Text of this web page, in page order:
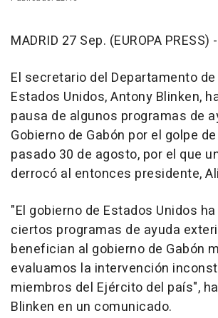
MADRID 27 Sep. (EUROPA PRESS) -
El secretario del Departamento
Estados Unidos, Antony Blinken,
pausa de algunos programas de
Gobierno de Gabón por el golpe
pasado 30 de agosto, por el que
derrocó al entonces presidente,
"El gobierno de Estados Unidos
ciertos programas de ayuda
benefician al gobierno de Gabón
evaluamos la intervención
miembros del Ejército del país",
Blinken en un comunicado.